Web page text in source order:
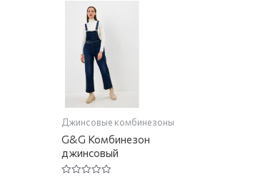
Джинсовые комбинезоны
G&G Комбинезон
джинсовый